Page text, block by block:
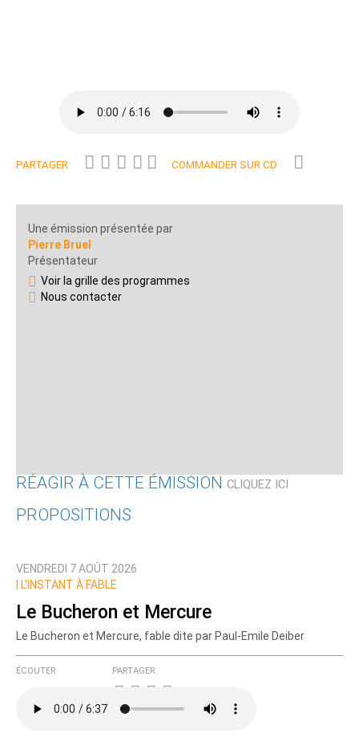
PARTAGER COMMANDER SUR CD
Une émission présentée par
Pierre Bruel
Présentateur
Voir la grille des programmes
Nous contacter
RÉAGIR À CETTE ÉMISSION CLIQUEZ ICI
Nom
Courriel (non publié)
Ajoutez votre commentaire ici
PROPOSITIONS
VENDREDI 7 AOÛT 2026
L’INSTANT À FABLE
Le Bucheron et Mercure
Le Bucheron et Mercure, fable dite par Paul-Emile Deiber
ÉCOUTER PARTAGER